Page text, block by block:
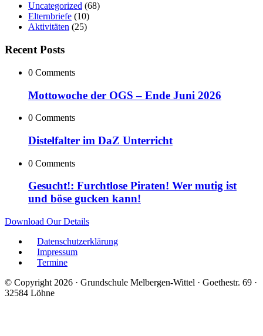
Uncategorized (68)
Elternbriefe (10)
Aktivitäten (25)
Recent Posts
0 Comments
Mottowoche der OGS – Ende Juni 2026
0 Comments
Distelfalter im DaZ Unterricht
0 Comments
Gesucht!: Furchtlose Piraten! Wer mutig ist
und böse gucken kann!
Download Our Details
Datenschutzerklärung
Impressum
Termine
© Copyright 2026 · Grundschule Melbergen-Wittel · Goethestr. 69 ·
32584 Löhne